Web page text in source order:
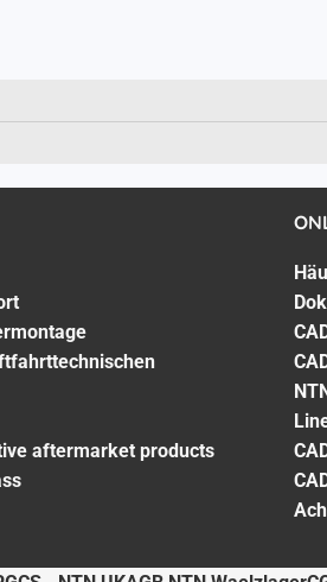
aftermarket products